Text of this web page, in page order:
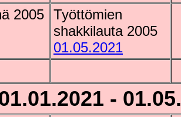
2005 Työttömien
shakkilauta 2005
01.05.2021
-